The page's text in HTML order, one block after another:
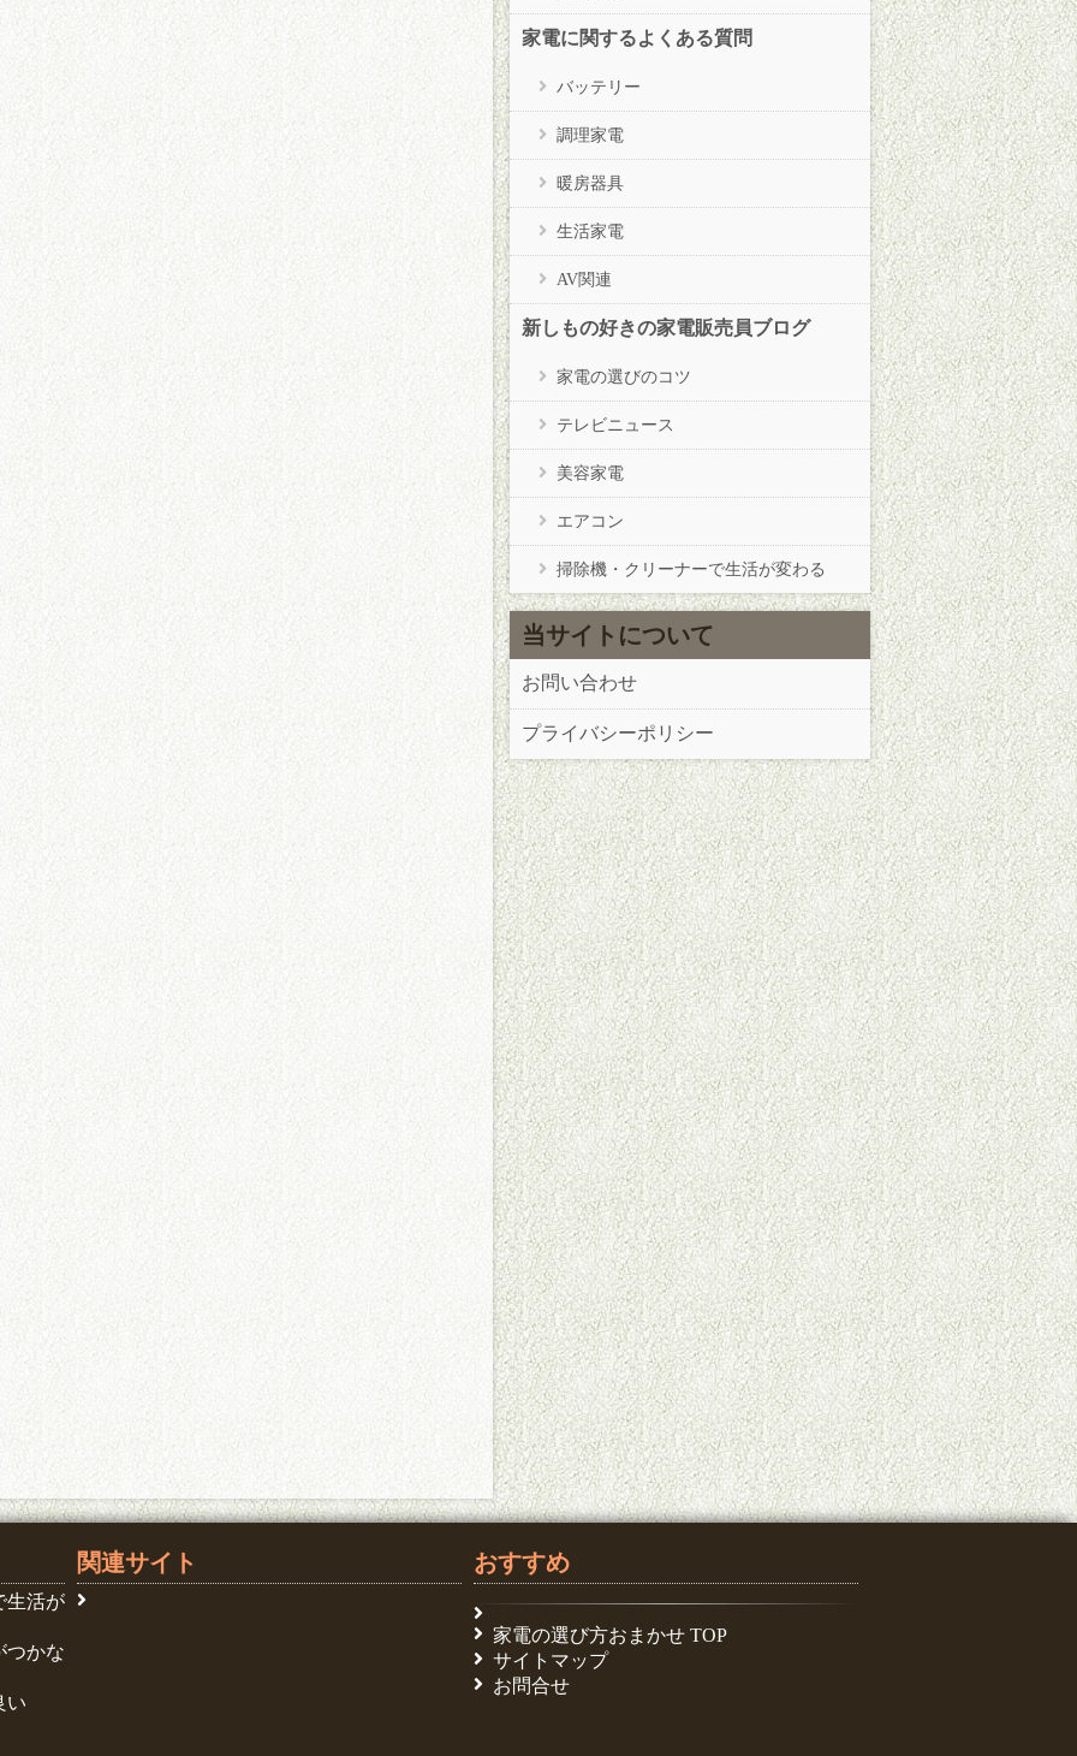
家電に関するよくある質問
バッテリー
調理家電
暖房器具
生活家電
AV関連
新しもの好きの家電販売員ブログ
家電の選びのコツ
テレビニュース
美容家電
エアコン
掃除機・クリーナーで生活が変わる
当サイトについて
お問い合わせ
プライバシーポリシー
生活が
つかな
い
関連サイト おすすめ
家電の選び方おまかせ TOP
サイトマップ
お問合せ